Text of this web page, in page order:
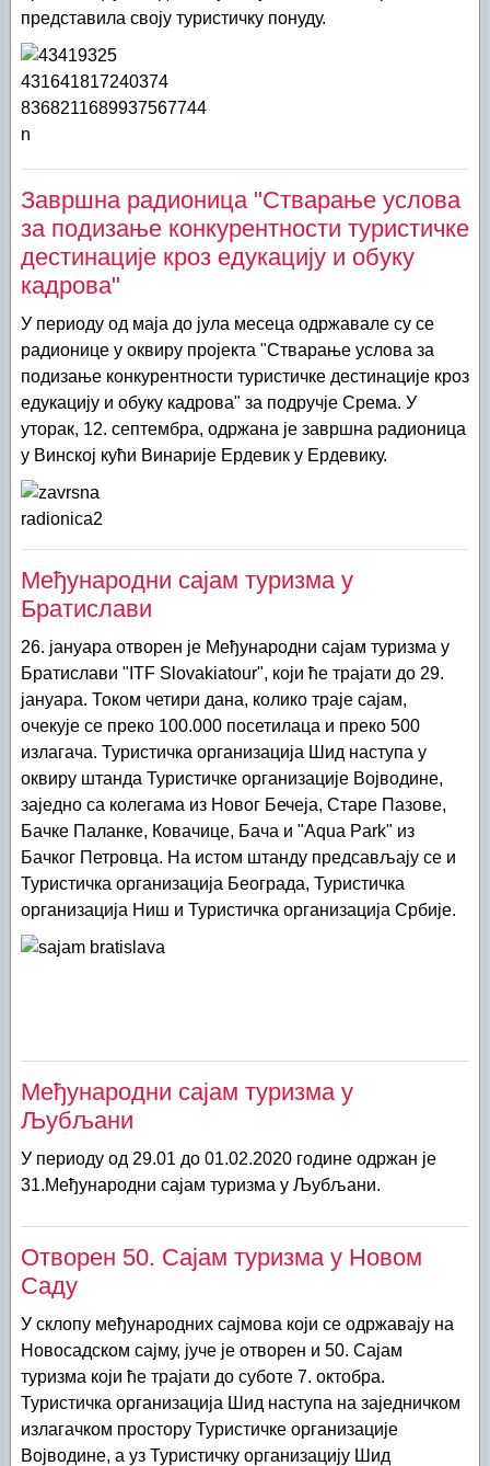
представила своју туристичку понуду.
Завршна радионица "Стварање услова
за подизање конкурентности туристичке
дестинације кроз едукацију и обуку
кадрова"
У периоду од маја до јула месеца одржавале су се
радионице у оквиру пројекта "Стварање услова за
подизање конкурентности туристичке дестинације кроз
едукацију и обуку кадрова" за подручје Срема. У
уторак, 12. септембра, одржана је завршна радионица
у Винској кући Винарије Ердевик у Ердевику.
Међународни сајам туризма у
Братислави
26. јануара отворен је Међународни сајам туризма у
Братислави "ITF Slovakiatour", који ће трајати до 29.
јануара. Током четири дана, колико траје сајам,
очекује се преко 100.000 посетилаца и преко 500
излагача. Туристичка организација Шид наступа у
оквиру штанда Туристичке организације Војводине,
заједно са колегама из Новог Бечеја, Старе Пазове,
Бачке Паланке, Ковачице, Бача и "Aqua Park" из
Бачког Петровца. На истом штанду предсављају се и
Туристичка организација Београда, Туристичка
организација Ниш и Туристичка организација Србије.
Међународни сајам туризма у
Љубљани
У периоду од 29.01 до 01.02.2020 године одржан је
31.Међународни сајам туризма у Љубљани.
Отворен 50. Сајам туризма у Новом
Саду
У склопу међународних сајмова који се одржавају на
Новосадском сајму, јуче је отворен и 50. Сајам
туризма који ће трајати до суботе 7. октобра.
Туристичка организација Шид наступа на заједничком
излагачком простору Туристичке организације
Војводине, а уз Туристичку организацију Шид